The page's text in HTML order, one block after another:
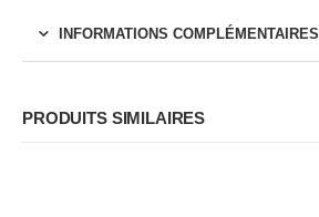
INFORMATIONS COMPLÉMENTAIRES
PRODUITS SIMILAIRES